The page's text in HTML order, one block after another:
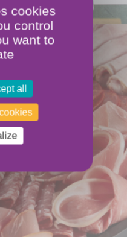
cookies
control
want to
all